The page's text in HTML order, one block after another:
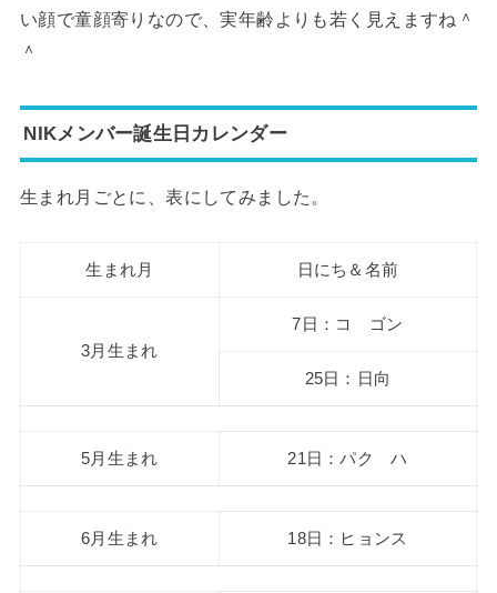
い顔で童顔寄りなので、実年齢よりも若く見えますね＾
＾
NIKメンバー誕生日カレンダー
生まれ月ごとに、表にしてみました。
生まれ月 日にち＆名前
3月生まれ
7日：コ ゴン
25日：日向
5月生まれ 21日：パク ハ
6月生まれ 18日：ヒョンス